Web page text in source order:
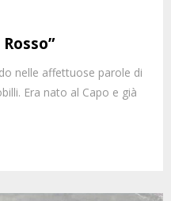
nelle affettuose parole di
Era nato al Capo e già